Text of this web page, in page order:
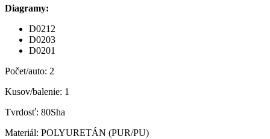
Diagramy:
D0212
D0203
D0201
Počet/auto: 2
Kusov/balenie: 1
Tvrdosť: 80Sha
Materiál: POLYURETÁN (PUR/PU)